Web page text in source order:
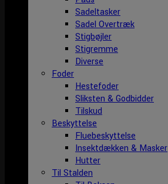
Sadeltasker
Sadel Overtræk
Stigbøjler
Stigremme
Diverse
Foder
Hestefoder
Sliksten & Godbidder
Tilskud
Beskyttelse
Fluebeskyttelse
Insektdækken & Masker
Hutter
Til Stalden